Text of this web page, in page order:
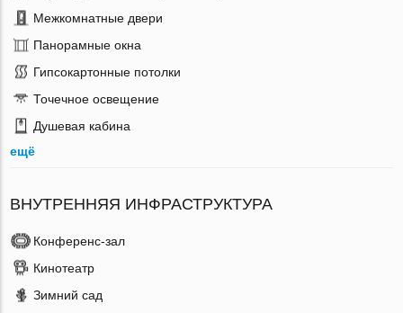
Межкомнатные двери
Панорамные окна
Гипсокартонные потолки
Точечное освещение
Душевая кабина
ещё
ВНУТРЕННЯЯ ИНФРАСТРУКТУРА
Конференс-зал
Кинотеатр
Зимний сад